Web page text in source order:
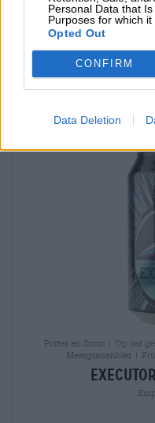
Personal Data that
Purposes for which it
Opted Out
CONFIRM
Data Deletion
EINWEG
Untappd: 4,34
Porter en Stout | Op vat
Meergranenbier |